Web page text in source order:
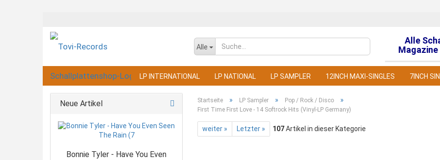
Sprache
Alle
Alle
LP INTERNATIONAL LP NATIONAL LP SAMPLER 12INCH MAXI-SINGLES 7INCH
Startseite » LP Sampler » Pop / Rock / Disco »
First Time First Love - 14 Softrock Hits (Vinyl-LP Germany)
weiter » Letzter » 107Artikel in dieser Kategorie
Neue Artikel
Bonnie Tyler - Have You Even